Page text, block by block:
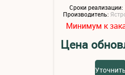
Сроки реализации:
Производитель:
Минимум к
Цена
Уточнить